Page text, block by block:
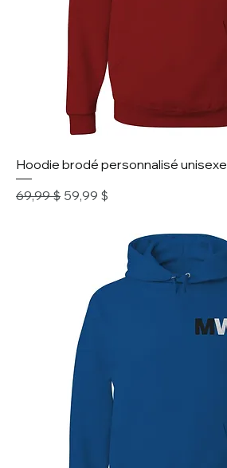
Hoodie brodé personnalisé unisexe
Prix original
69,99 $ Prix promotionnel
59,99 $